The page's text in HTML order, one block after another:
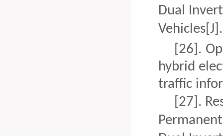
Dual
Vehicles [J].
[26].
hybrid
traffic
[27].